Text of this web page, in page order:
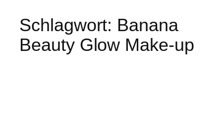
Schlagwort: Banana
Beauty Glow Make-up